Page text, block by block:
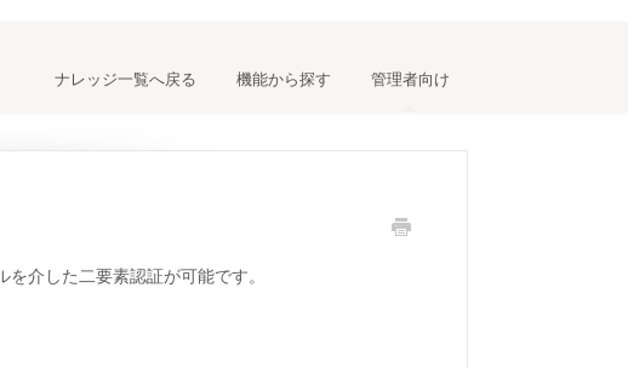
ナレッジ一覧へ戻る 機能から探す 管理者向け
介した二要素認証が可能です。